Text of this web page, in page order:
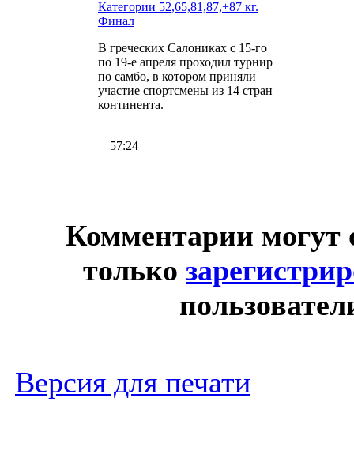
Категории 52,65,81,87,+87 кг.
Финал
В греческих Салониках с 15-го
по 19-е апреля проходил турнир
по самбо, в котором приняли
участие спортсмены из 14 стран
континента.
57:24
Комментарии могут
только
Версия для печати